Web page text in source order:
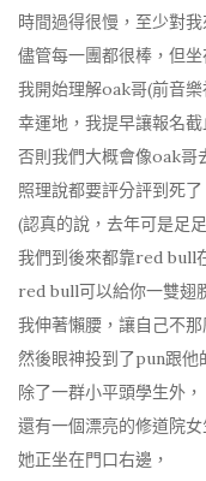
時間過得很慢，至少對我
儘管每一團都很棒，但
我開始理解oak哥(前音
幸運地，我提早讓報名截
否則我們大概會像oak哥
照理說都要評分評到死了
(認真的說，去年可是足
我們到後來都靠red bull
red bull可以給你一雙翅
我伸著懶腰，讓自己不那
然後眼神投到了pun跟他
除了一群小平頭學生外，
還有一個漂亮的修道院女
她正坐在門口右邊，